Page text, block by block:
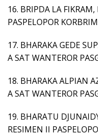
16. BRIPDA LA
PASPELOPOR
17. BHARAKA GEDE
A SAT WANTEROR
18. BHARAKA ALPIAN
A SAT WANTEROR
19. BHARATU
RESIMEN II